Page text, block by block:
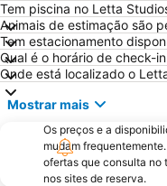
Tem piscina no Letta
Animais de estimação são
Tem estacionamento
Qual é o horário de check-
Onde está localizado o
Mostrar mais
Os preços e a
mudam
ofertas que consulta no
nos sites de reserva.